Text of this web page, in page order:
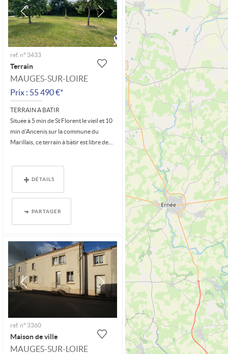
ref. n° 3433
Terrain
MAUGES-SUR-LOIRE
Prix : 55 490 €*
TERRAIN A BATIR
Située à 5 min de St Florent le vieil et 10
min d'Ancenis sur la commune du
Marillais, ce terrain à bâtir est libre de...
DÉTAILS
PARTAGER
ref. n° 3360
Maison de ville
MAUGES-SUR-LOIRE